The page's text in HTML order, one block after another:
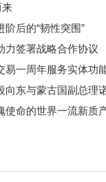
来
后的“韧性突围”
力签署战略合作协议
易一周年服务实体功